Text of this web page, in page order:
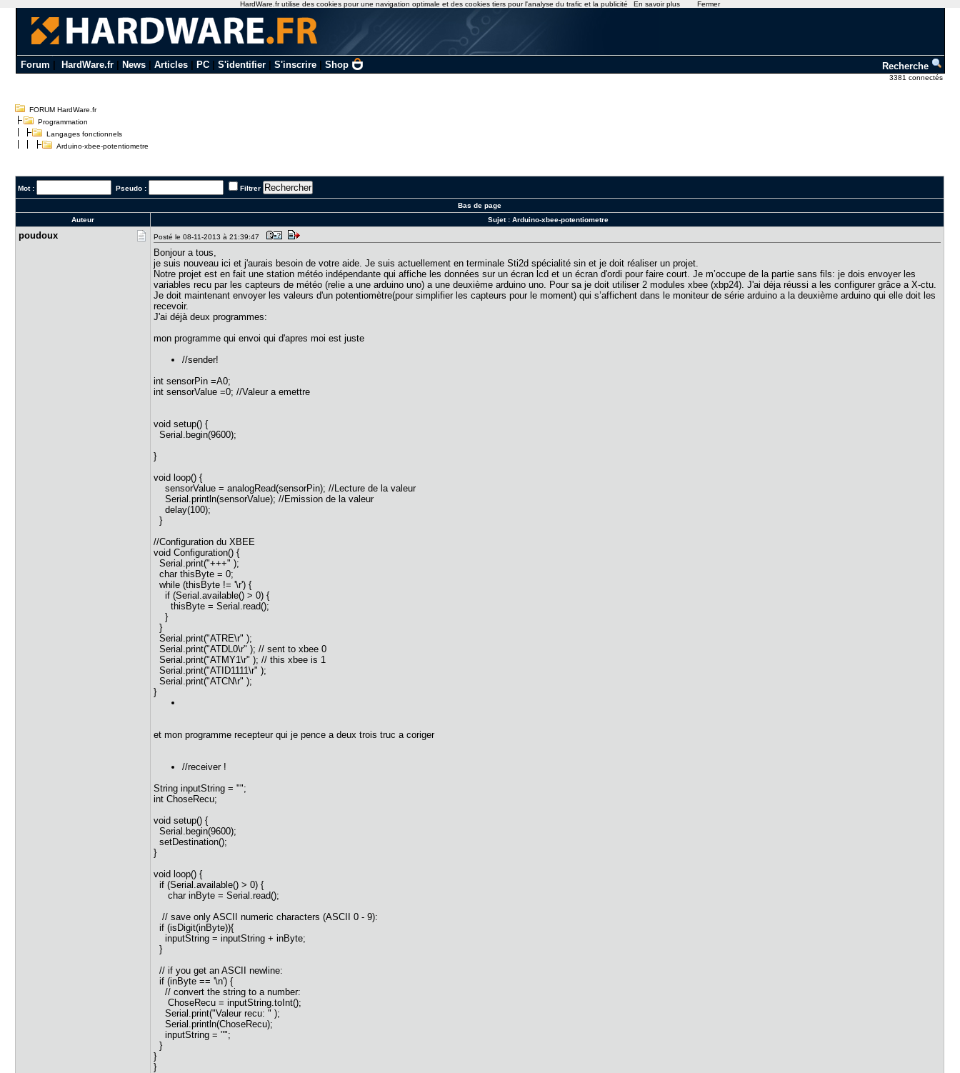
Forum HardWare.fr| News| Articles| PC| S'identifier| S'inscrire| Shop Recherche
3381 connectés
FORUM HardWare.fr
Programmation
Langages fonctionnels
Arduino-xbee-potentiometre
Mot : Pseudo : Filtrer
Bas de page
Auteur
Sujet :Arduino-xbee-potentiometre
poudoux Posté le 08-11-2013 à 21:39:47
Bonjour a tous,
je suis nouveau ici et j'aurais besoin de votre aide. Je suis actuellement en terminale Sti2d spécialité sin et je doit réaliser un projet.
Notre projet est en fait une station météo indépendante qui affiche les données sur un écran lcd et un écran d'ordi pour faire court. Je m’occupe de la partie sans fils: je dois envoyer les
variables recu par les capteurs de météo (relie a une arduino uno) a une deuxième arduino uno. Pour sa je doit utiliser 2 modules xbee (xbp24). J'ai déja réussi a les configurer grâce a X-ctu.
Je doit maintenant envoyer les valeurs d'un potentiomètre(pour simplifier les capteurs pour le moment) qui s’affichent dans le moniteur de série arduino a la deuxième arduino qui elle doit les
recevoir.
J'ai déjà deux programmes:
mon programme qui envoi qui d'apres moi est juste
//sender!
int sensorPin =A0;
int sensorValue =0; //Valeur a emettre
void setup() {
Serial.begin(9600);
}
void loop() {
sensorValue = analogRead(sensorPin); //Lecture de la valeur
Serial.println(sensorValue); //Emission de la valeur
delay(100);
}
//Configuration du XBEE
void Configuration() {
Serial.print("+++" );
char thisByte = 0;
while (thisByte != '\r') {
if (Serial.available() > 0) {
thisByte = Serial.read();
}
}
Serial.print("ATRE\r" );
Serial.print("ATDL0\r" ); // sent to xbee 0
Serial.print("ATMY1\r" ); // this xbee is 1
Serial.print("ATID1111\r" );
Serial.print("ATCN\r" );
}
et mon programme recepteur qui je pence a deux trois truc a coriger
//receiver !
String inputString = "";
int ChoseRecu;
void setup() {
Serial.begin(9600);
setDestination();
}
void loop() {
if (Serial.available() > 0) {
char inByte = Serial.read();
// save only ASCII numeric characters (ASCII 0 - 9):
if (isDigit(inByte)){
inputString = inputString + inByte;
}
// if you get an ASCII newline:
if (inByte == '\n') {
// convert the string to a number:
ChoseRecu = inputString.toInt();
Serial.print("Valeur recu: " );
Serial.println(ChoseRecu);
inputString = "";
}
}
}
HardWare.fr utilise des cookies pour une navigation optimale et des cookies tiers pour l'analyse du trafic et la publicité En savoir plus Fermer